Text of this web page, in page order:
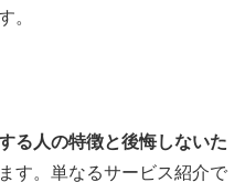
。
る人の特徴と後悔しないた
す。単なるサービス紹介で